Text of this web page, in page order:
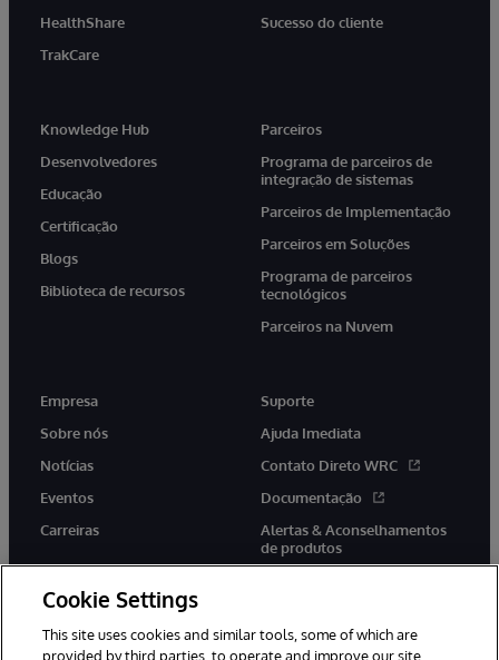
HealthShare
TrakCare
Sucesso do cliente
Knowledge Hub
Desenvolvedores
Educação
Certificação
Blogs
Biblioteca de recursos
Parceiros
Programa de parceiros de
integração de sistemas
Parceiros de Implementação
Parceiros em Soluções
Programa de parceiros
tecnológicos
Parceiros na Nuvem
Empresa
Sobre nós
Notícias
Eventos
Carreiras
Suporte
Ajuda Imediata
Contato Direto WRC
Documentação
Alertas & Aconselhamentos
de produtos
Cookie Settings
This site uses cookies and similar tools, some of which are
provided by third parties, to operate and improve our site,